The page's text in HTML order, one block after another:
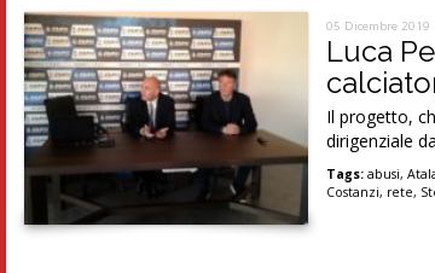
05 Dicembre 2019
Luca
Il progetto,
dirigenziale
Tags: abusi,
Costanzi, rete,